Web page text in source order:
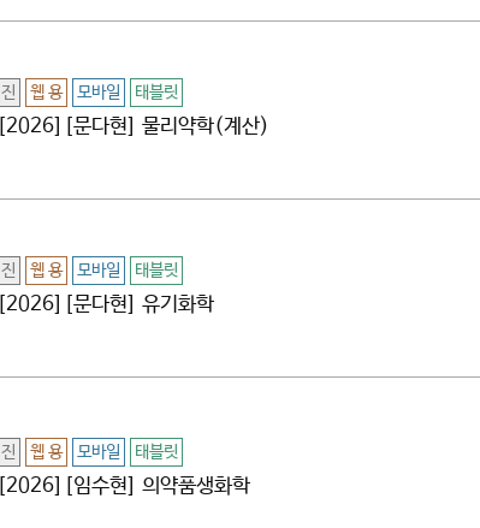
진 웹 용 모바일 태블릿
[2026][문다현] 물리약학(계산)
진 웹 용 모바일 태블릿
[2026][문다현] 유기화학
진 웹 용 모바일 태블릿
[2026][임수현] 의약품생화학